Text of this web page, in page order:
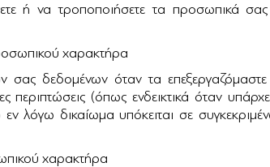
ή να τροποποιήσετε τα προσωπικά
χαρακτήρα
σας δεδομένων όταν τα
(όπως ενδεικτικά όταν
δικαίωμα υπόκειται σε
χαρακτήρα